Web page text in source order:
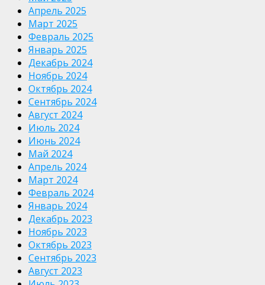
Апрель 2025
Март 2025
Февраль 2025
Январь 2025
Декабрь 2024
Ноябрь 2024
Октябрь 2024
Сентябрь 2024
Август 2024
Июль 2024
Июнь 2024
Май 2024
Апрель 2024
Март 2024
Февраль 2024
Январь 2024
Декабрь 2023
Ноябрь 2023
Октябрь 2023
Сентябрь 2023
Август 2023